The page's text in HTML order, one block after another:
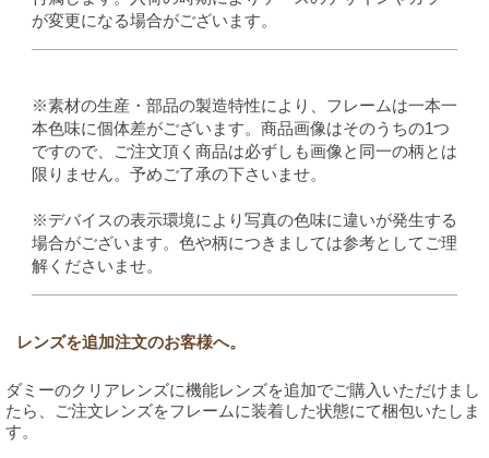
が変更になる場合がございます。
※素材の生産・部品の製造特性により、フレームは一本一
本色味に個体差がございます。商品画像はそのうちの1つ
ですので、ご注文頂く商品は必ずしも画像と同一の柄とは
限りません。予めご了承の下さいませ。
※デバイスの表示環境により写真の色味に違いが発生する
場合がございます。色や柄につきましては参考としてご理
解くださいませ。
レンズを追加注文のお客様へ。
ダミーのクリアレンズに機能レンズを追加でご購入いただけまし
たら、ご注文レンズをフレームに装着した状態にて梱包いたしま
す。